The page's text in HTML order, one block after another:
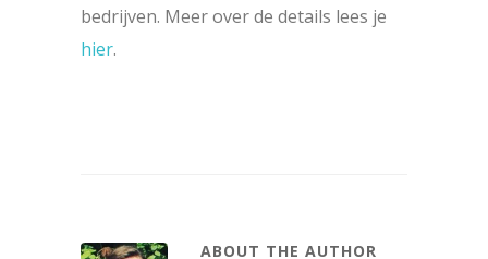
bedrijven. Meer over de details lees je
hier.
ABOUT THE AUTHOR